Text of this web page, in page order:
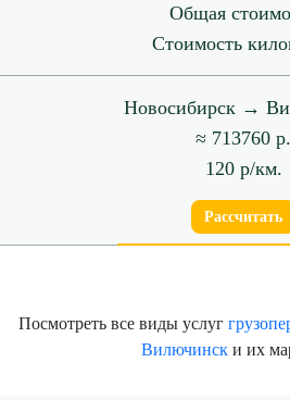
Общая
Стоимость
Новосибирск →
≈ 713760 р.
120 р/км.
Рассчитать
Посмотреть все виды услуг
Вилючински их